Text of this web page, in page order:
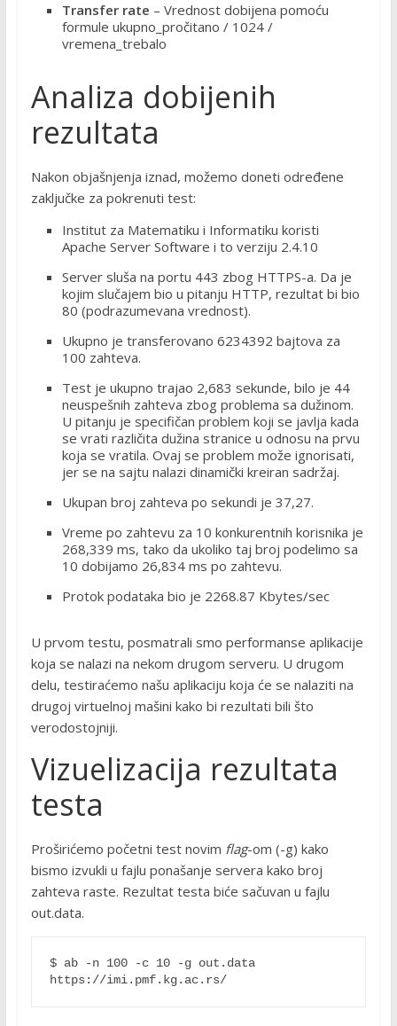
Transfer rate – Vrednost dobijena pomoću
formule ukupno_pročitano / 1024 /
vremena_trebalo
Analiza dobijenih
rezultata
Nakon objašnjenja iznad, možemo doneti određene
zaključke za pokrenuti test:
Institut za Matematiku i Informatiku koristi
Apache Server Software i to verziju 2.4.10
Server sluša na portu 443 zbog HTTPS-a. Da je
kojim slučajem bio u pitanju HTTP, rezultat bi bio
80 (podrazumevana vrednost).
Ukupno je transferovano 6234392 bajtova za
100 zahteva.
Test je ukupno trajao 2,683 sekunde, bilo je 44
neuspešnih zahteva zbog problema sa dužinom.
U pitanju je specifičan problem koji se javlja kada
se vrati različita dužina stranice u odnosu na prvu
koja se vratila. Ovaj se problem može ignorisati,
jer se na sajtu nalazi dinamički kreiran sadržaj.
Ukupan broj zahteva po sekundi je 37,27.
Vreme po zahtevu za 10 konkurentnih korisnika je
268,339 ms, tako da ukoliko taj broj podelimo sa
10 dobijamo 26,834 ms po zahtevu.
Protok podataka bio je 2268.87 Kbytes/sec
U prvom testu, posmatrali smo performanse aplikacije
koja se nalazi na nekom drugom serveru. U drugom
delu, testiraćemo našu aplikaciju koja će se nalaziti na
drugoj virtuelnoj mašini kako bi rezultati bili što
verodostojniji.
Vizuelizacija rezultata
testa
Proširićemo početni test novim flag-om (-g) kako
bismo izvukli u fajlu ponašanje servera kako broj
zahteva raste. Rezultat testa biće sačuvan u fajlu
out.data.
$ ab -n 100 -c 10 -g out.data
https://imi.pmf.kg.ac.rs/